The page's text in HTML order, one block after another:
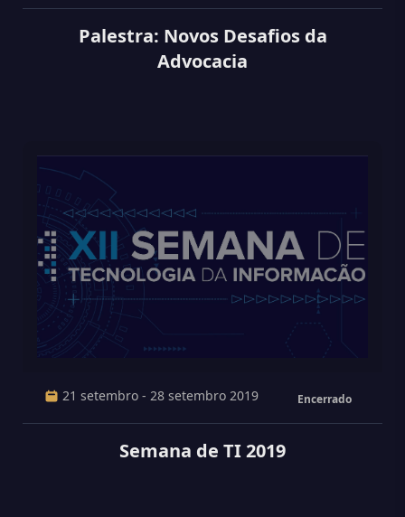
Palestra: Novos Desafios da
Advocacia
21 setembro - 28 setembro 2019 Encerrado
Semana de TI 2019